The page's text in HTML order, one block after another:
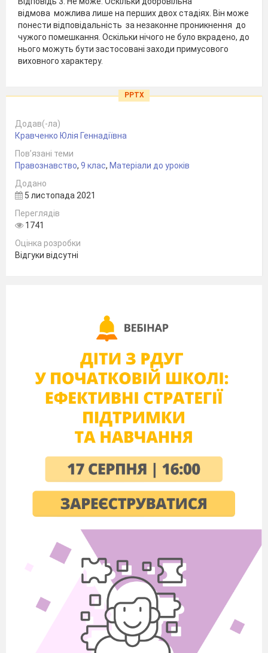
відмова можлива лише на перших двох стадіях. Він може
понести відповідальність за незаконне проникнення до
чужого помешкання. Оскільки нічого не було вкрадено, до
нього можуть бути застосовані заходи примусового
виховного характеру.
PPTX
Додав(-ла)
Кравченко Юлія Геннадіївна
Пов’язані теми
Правознавство, 9 клас, Матеріали до уроків
Додано
5 листопада 2021
Переглядів
1741
Оцінка розробки
Відгуки відсутні